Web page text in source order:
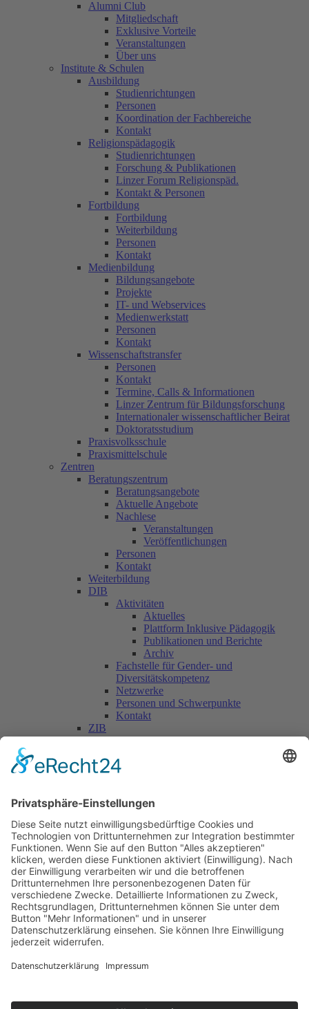
Alumni Club
Mitgliedschaft
Exklusive Vorteile
Veranstaltungen
Über uns
Institute & Schulen
Ausbildung
Studienrichtungen
Personen
Koordination der Fachbereiche
Kontakt
Religionspädagogik
Studienrichtungen
Forschung & Publikationen
Linzer Forum Religionspäd.
Kontakt & Personen
Fortbildung
Fortbildung
Weiterbildung
Personen
Kontakt
Medienbildung
Bildungsangebote
Projekte
IT- und Webservices
Medienwerkstatt
Personen
Kontakt
Wissenschaftstransfer
Personen
Kontakt
Termine, Calls & Informationen
Linzer Zentrum für Bildungsforschung
Internationaler wissenschaftlicher Beirat
Doktoratsstudium
Praxisvolksschule
Praxismittelschule
Zentren
Beratungszentrum
Beratungsangebote
Aktuelle Angebote
Nachlese
Veranstaltungen
Veröffentlichungen
Personen
Kontakt
Weiterbildung
DIB
Aktivitäten
Aktuelles
Plattform Inklusive Pädagogik
Publikationen und Berichte
Archiv
Fachstelle für Gender- und
Diversitätskompetenz
Netzwerke
Personen und Schwerpunkte
Kontakt
ZIB
Päd. Praktische Studien
Personen
Nationale Kooperationen
L.E.V.
Nachlese
Soziales Engagement
Materialien und Links
Personen
Kontakt
ÖKOLOG/PILGRIM
Aktuelles
Materialien & Links
Landes-ARGE-Lehrer:innengesundheit
PHDL-Chor